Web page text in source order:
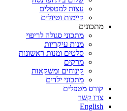
עצות למטפלים
קיימות וטיולים
מתכונים
מתכוני סגולה לריפוי
מנות עיקריות
סלטים ומנות ראשונות
מרקים
קינוחים ומשקאות
מתכוני ילדים
קורס מטפלים
צרו קשר
English